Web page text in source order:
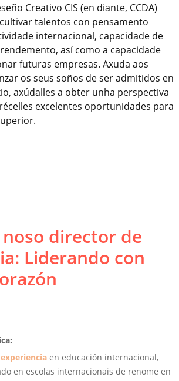
Creativo CIS (en diante, CCDA)
talentos con pensamento
internacional, capacidade de
así como a capacidade
futuras empresas. Axuda aos
os seus soños de ser admitidos en
axúdalles a obter unha perspectiva
excelentes oportunidades para
noso director de
Liderando con
en educación internacional,
en escolas internacionais de renome en